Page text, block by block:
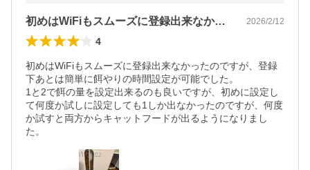
初めはWiFiもスムーズに登録出来なか… 2026/2/12
4
初めはWiFiもスムーズに登録出来なかったのですが、登録
下あとは簡単に餌やりの時間設定が可能でした。
1と2で餌の量を設定出来るのも良いですが、初めに設定し
て何度か試しに設定しても1しか出なかったのですが、何度
か試すと両方からキャットフードが出るようになりまし
た。